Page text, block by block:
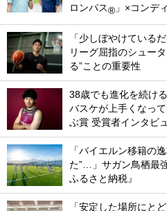
ロンパス® 」×コンデ
「少しぼやけている
リーグ屈指のシュー
る”ことの重要性
38歳でも進化を続け
バスケが上手くなっ
ぶ賞 受賞者インタビュ
「バイエルン移籍の
た”…」サガン鳥栖最
ふるさと納税』
「安定した場所にと